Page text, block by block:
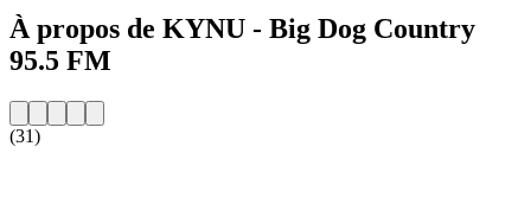
À propos de KYNU - Big Dog Country
95.5 FM
(31)